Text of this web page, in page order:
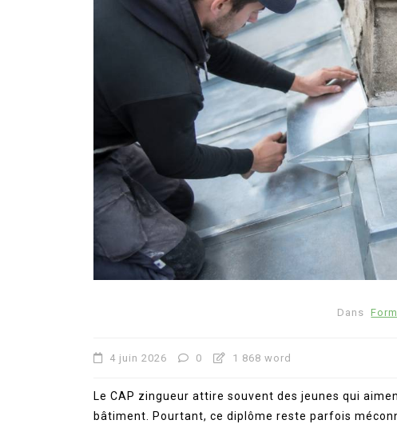
Dans
4 juin 2026 0 1 868 word
Le CAP zingueur attire souvent des jeunes qui
bâtiment. Pourtant, ce diplôme reste parfois
Conseils
Chambre des metiers et de
l’artisanat : comment l’utiliser
pour lancer votre projet
artisanal